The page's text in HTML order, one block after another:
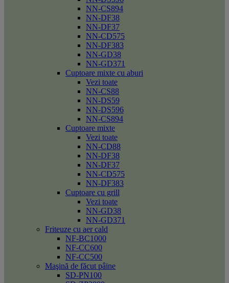
NN-CS894
NN-DF38
NN-DF37
NN-CD575
NN-DF383
NN-GD38
NN-GD371
Cuptoare mixte cu aburi
Vezi toate
NN-CS88
NN-DS59
NN-DS596
NN-CS894
Cuptoare mixte
Vezi toate
NN-CD88
NN-DF38
NN-DF37
NN-CD575
NN-DF383
Cuptoare cu grill
Vezi toate
NN-GD38
NN-GD371
Friteuze cu aer cald
NF-BC1000
NF-CC600
NF-CC500
Maşină de făcut pâine
SD-PN100